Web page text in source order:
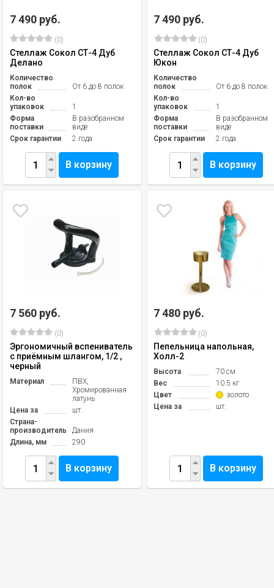
7 490 руб.
(0)
Стеллаж Сокол СТ-4 Дуб
Делано
Количество
полок
От 6 до 8 полок
Кол-во
упаковок
1
Форма
поставки
В разобранном
виде
Срок гарантии
2 года
В корзину
7 490 руб.
(0)
Стеллаж Сокол СТ-4 Дуб
Юкон
Количество
полок
От 6 до 8 полок
Кол-во
упаковок
1
Форма
поставки
В разобранном
виде
Срок гарантии
2 года
В корзину
7 560 руб.
(0)
Эргономичный вспениватель
с приёмным шлангом, 1/2 ,
черный
Материал
ПВХ,
Хромированная
латунь
Цена за
шт.
Страна-
производитель
Дания
Длина, мм
290
В корзину
7 480 руб.
(0)
Пепельница напольная,
Холл-2
Высота
70 см
Вес
10.5 кг
Цвет
золото
Цена за
шт.
В корзину